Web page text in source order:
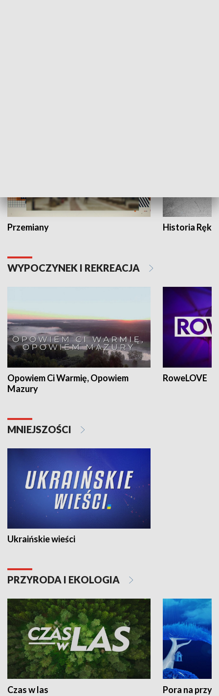
Przemiany Historia Ręką
WYPOCZYNEK I REKREACJA
Opowiem Ci Warmię, Opowiem
Mazury
RoweLOVE
MNIEJSZOŚCI
Ukraińskie wieści
PRZYRODA I EKOLOGIA
Czas w las Pora na